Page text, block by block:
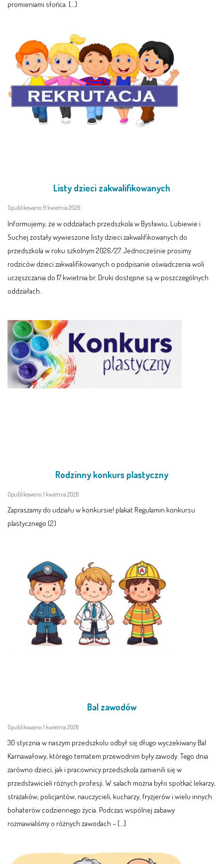
promieniami słońca. […]
Listy dzieci zakwalifikowanych
Opublikowano: 9 kwietnia 2026
Informujemy, że w oddziałach przedszkola w Bysławiu, Lubiewie i
Suchej zostały wywieszone listy dzieci zakwalifikowanych do
przedszkola w roku szkolnym 2026/27. Jednocześnie prosimy
rodziców dzieci zakwalifikowanych o podpisanie oświadczenia woli
uczęszczania do 17 kwietnia br. Druki dostępne są w poszczególnych
oddziałach.
Rodzinny konkurs plastyczny
Opublikowano: 1 kwietnia 2026
Zapraszamy do udziału w konkursie! plakat Regulamin konkursu
plastycznego (2)
Bal zawodów
Opublikowano: 1 kwietnia 2026
30 stycznia w naszym przedszkolu odbył się długo wyczekiwany Bal
Karnawałowy, którego tematem przewodnim były zawody. Tego dnia
zarówno dzieci, jak i pracownicy przedszkola zamienili się w
przedstawicieli różnych profesji. W salach można było spotkać lekarzy,
strażaków, policjantów, nauczycieli, kucharzy, fryzjerów i wielu innych
bohaterów codziennego życia. Podczas wspólnej zabawy
rozmawialiśmy o różnych zawodach – […]